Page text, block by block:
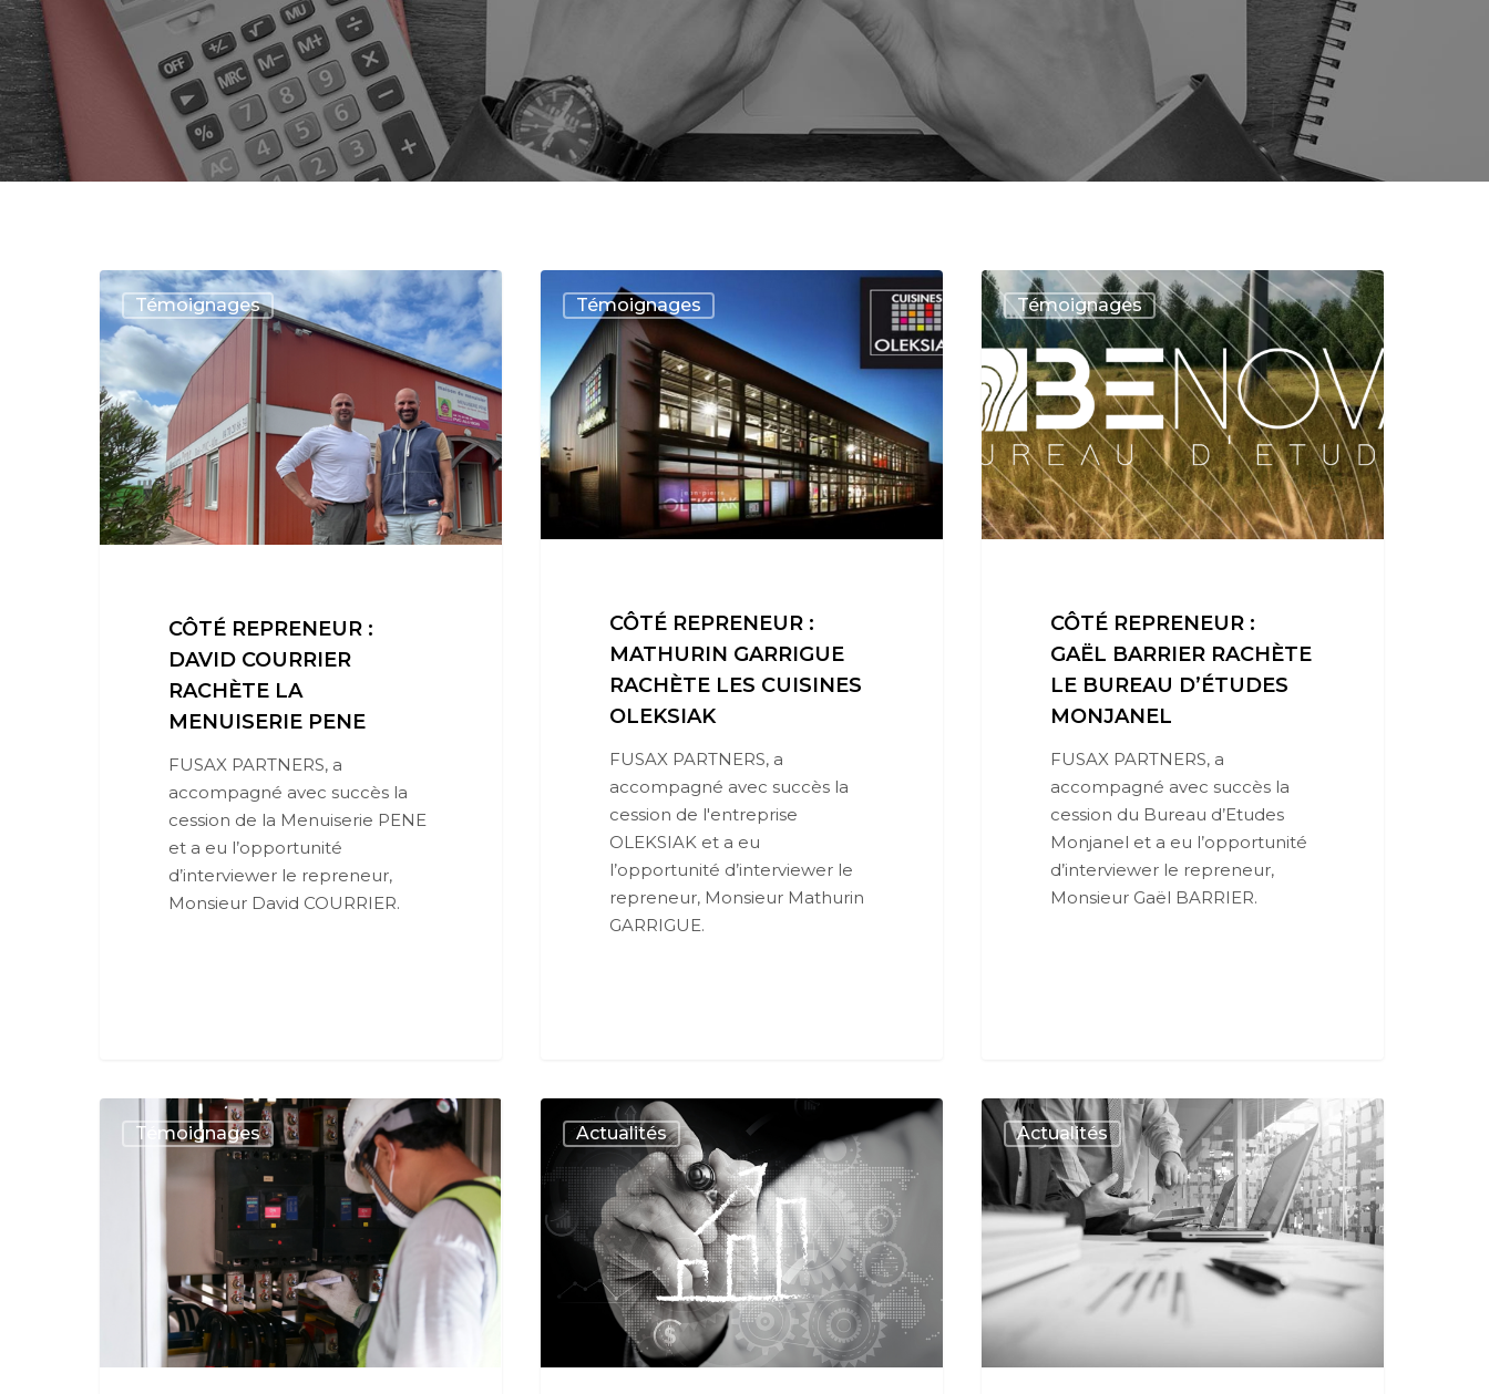
Témoignages
CÔTÉ REPRENEUR :
DAVID COURRIER
RACHÈTE LA
MENUISERIE PENE
FUSAX PARTNERS, a
accompagné avec succès la
cession de la Menuiserie PENE
et a eu l’opportunité
d’interviewer le repreneur,
Monsieur David COURRIER.
Témoignages
CÔTÉ REPRENEUR :
MATHURIN GARRIGUE
RACHÈTE LES CUISINES
OLEKSIAK
FUSAX PARTNERS, a
accompagné avec succès la
cession de l'entreprise
OLEKSIAK et a eu
l’opportunité d’interviewer le
repreneur, Monsieur Mathurin
GARRIGUE.
Témoignages
CÔTÉ REPRENEUR :
GAËL BARRIER RACHÈTE
LE BUREAU D’ÉTUDES
MONJANEL
FUSAX PARTNERS, a
accompagné avec succès la
cession du Bureau d’Etudes
Monjanel et a eu l’opportunité
d’interviewer le repreneur,
Monsieur Gaël BARRIER.
Témoignages Actualités Actualités